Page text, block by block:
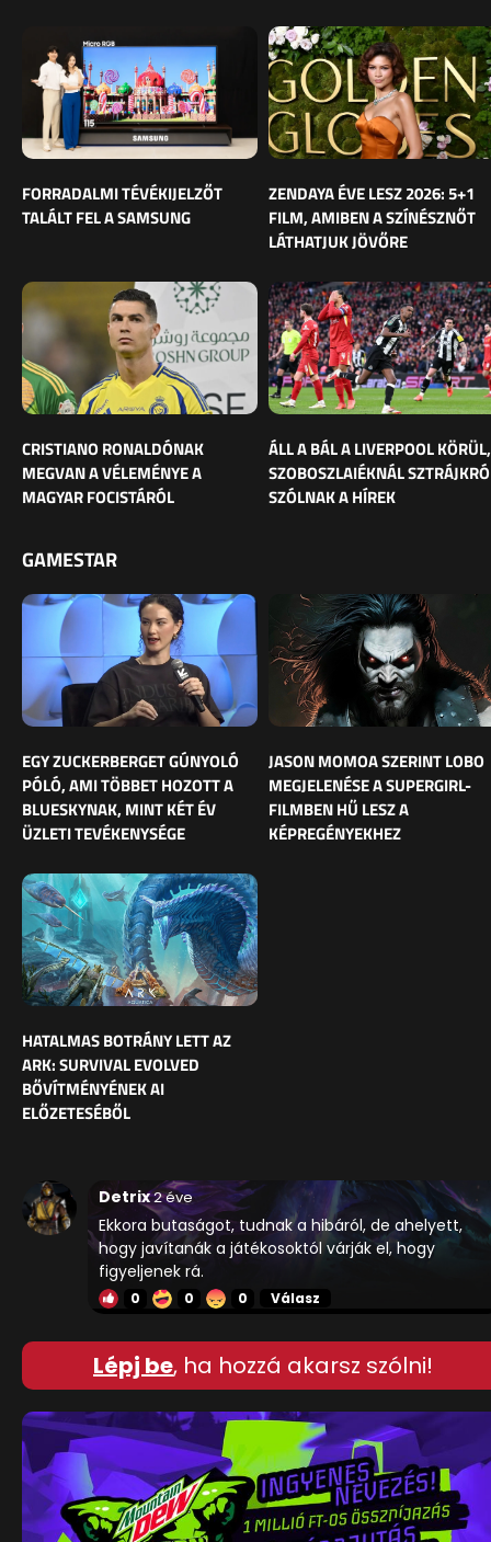
FORRADALMI TÉVÉKIJELZŐT
TALÁLT FEL A SAMSUNG
ZENDAYA ÉVE LESZ 2026: 5+1
FILM, AMIBEN A SZÍNÉSZNŐT
LÁTHATJUK JÖVŐRE
CRISTIANO RONALDÓNAK
MEGVAN A VÉLEMÉNYE A
MAGYAR FOCISTÁRÓL
ÁLL A BÁL A LIVERPOOL KÖRÜL,
SZOBOSZLAIÉKNÁL
SZÓLNAK A HÍREK
GAMESTAR
EGY ZUCKERBERGET GÚNYOLÓ
PÓLÓ, AMI TÖBBET HOZOTT A
BLUESKYNAK, MINT KÉT ÉV
ÜZLETI TEVÉKENYSÉGE
JASON MOMOA SZERINT LOBO
MEGJELENÉSE A SUPERGIRL-
FILMBEN HŰ LESZ A
KÉPREGÉNYEKHEZ
HATALMAS BOTRÁNY LETT AZ
ARK: SURVIVAL EVOLVED
BŐVÍTMÉNYÉNEK AI
ELŐZETESÉBŐL
Detrix2 éve
Ekkora butaságot, tudnak a hibáról, de ahelyett,
hogy javítanák a játékosoktól várják el, hogy
figyeljenek rá.
0 0 0 Válasz
Lépj be, ha hozzá akarsz szólni!